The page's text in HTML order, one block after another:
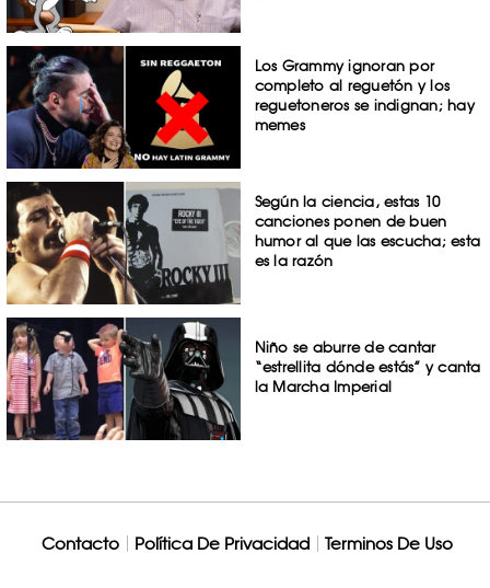
Los Grammy ignoran por
completo al reguetón y los
reguetoneros se indignan; hay
memes
Según la ciencia, estas 10
canciones ponen de buen
humor al que las escucha; esta
es la razón
Niño se aburre de cantar
“estrellita dónde estás” y canta
la Marcha Imperial
Contacto Política De Privacidad Terminos De Uso